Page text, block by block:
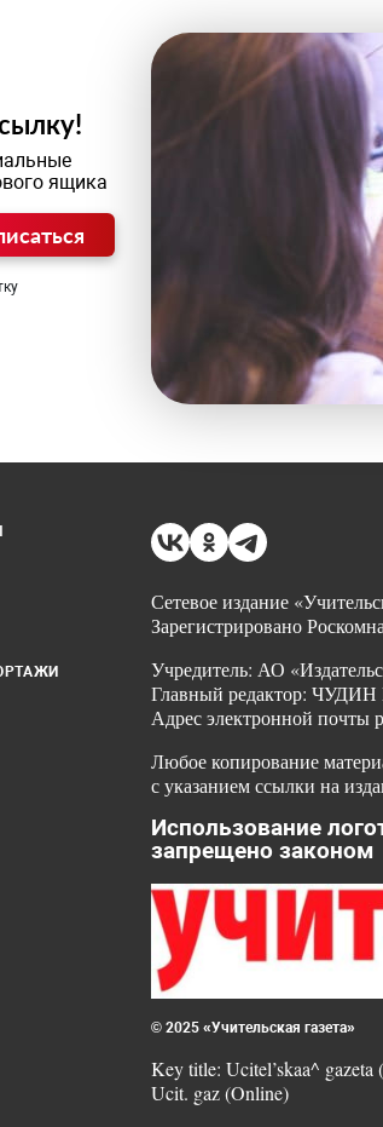
ящика
Сетевое издание
Зарегистрировано
Учредитель: АО
Главный редактор: ЧУДИН
Адрес электронной почты
Любое копирование
с указанием ссылки на
Использование
запрещено законом
© 2025 «Учительская газета»
Key title: Ucitel’skaa^
Ucit. gaz (Online)